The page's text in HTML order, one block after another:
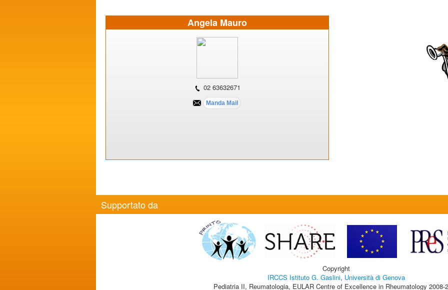
Angela Mauro
02 63632671
Supportato da
Copyright
IRCCS Istituto G. Gaslini, Università di Genova
Pediatria II, Reumatologia, EULAR Centre of Excellence in Rheumatology 2008-